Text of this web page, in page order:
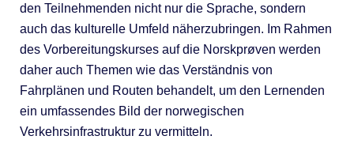
den Teilnehmenden nicht nur die Sprache, sondern
auch das kulturelle Umfeld näherzubringen. Im Rahmen
des Vorbereitungskurses auf die Norskprøven werden
daher auch Themen wie das Verständnis von
Fahrplänen und Routen behandelt, um den Lernenden
ein umfassendes Bild der norwegischen
Verkehrsinfrastruktur zu vermitteln.